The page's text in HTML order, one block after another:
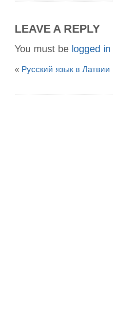
LEAVE A REPLY
You must be logged in
« Русский язык в Латвии